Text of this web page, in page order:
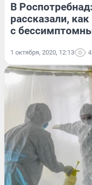
В
рассказали,
с
1 октября, 2020, 12:13